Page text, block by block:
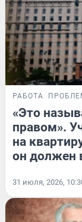
РАБОТА
«Это
правом».
на
он должен
31 июля, 2026,